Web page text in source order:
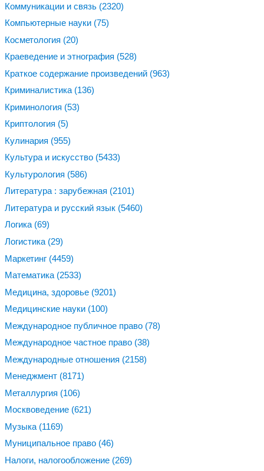
Коммуникации и связь (2320)
Компьютерные науки (75)
Косметология (20)
Краеведение и этнография (528)
Краткое содержание произведений (963)
Криминалистика (136)
Криминология (53)
Криптология (5)
Кулинария (955)
Культура и искусство (5433)
Культурология (586)
Литература : зарубежная (2101)
Литература и русский язык (5460)
Логика (69)
Логистика (29)
Маркетинг (4459)
Математика (2533)
Медицина, здоровье (9201)
Медицинские науки (100)
Международное публичное право (78)
Международное частное право (38)
Международные отношения (2158)
Менеджмент (8171)
Металлургия (106)
Москвоведение (621)
Музыка (1169)
Муниципальное право (46)
Налоги, налогообложение (269)